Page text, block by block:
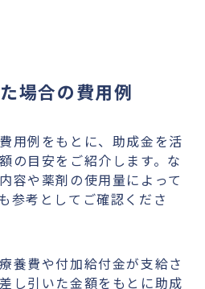
場合の費用例
用例をもとに、助成金を活
の目安をご紹介します。な
容や薬剤の使用量によって
参考としてご確認くださ
養費や付加給付金が支給さ
し引いた金額をもとに助成